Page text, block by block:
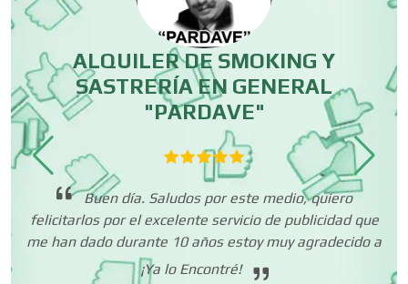
Centros Comerciales
Centros de Espectáculos
Centros de Nutrición
Centros Turísticos
ALQUILER DE SMOKING Y
SASTRERÍA EN GENERAL
"PARDAVE"
Buen día. Saludos por este medio, quiero
felicitarlos por el excelente servicio de publicidad que
me han dado durante 10 años estoy muy agradecido a
¡Ya lo Encontré!